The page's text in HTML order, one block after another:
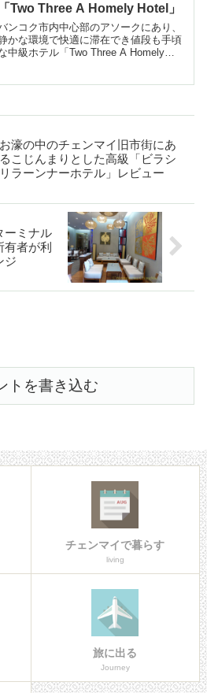
「Two Three A Homely Hotel」
ンコク市内中心部のアソークにあり、
かな環境で快適に滞在でき値段も手頃
中級ホテル「Two Three A Homely
お濠の中のチェンマイ旧市街にあ
るこじんまりとした高級「ビラシ
リラーンナーホテル」レビュー
ーミナル
者が利
ジ
トを書き込む
チェンマイで暮らす
living
旅に出る
Journey